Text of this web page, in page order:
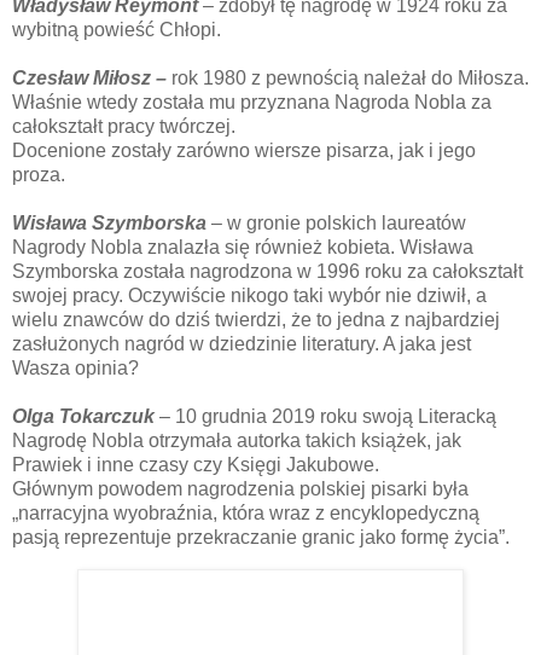
Władysław Reymont– zdobył tę nagrodę w 1924 roku za
wybitną powieść Chłopi.
Czesław Miłosz – rok 1980 z pewnością należał do Miłosza.
Właśnie wtedy została mu przyznana Nagroda Nobla za
całokształt pracy twórczej.
Docenione zostały zarówno wiersze pisarza, jak i jego
proza.
Wisława Szymborska – w gronie polskich laureatów
Nagrody Nobla znalazła się również kobieta. Wisława
Szymborska została nagrodzona w 1996 roku za całokształt
swojej pracy. Oczywiście nikogo taki wybór nie dziwił, a
wielu znawców do dziś twierdzi, że to jedna z najbardziej
zasłużonych nagród w dziedzinie literatury. A jaka jest
Wasza opinia?
Olga Tokarczuk – 10 grudnia 2019 roku swoją Literacką
Nagrodę Nobla otrzymała autorka takich książek, jak
Prawiek i inne czasy czy Księgi Jakubowe.
Głównym powodem nagrodzenia polskiej pisarki była
„narracyjna wyobraźnia, która wraz z encyklopedyczną
pasją reprezentuje przekraczanie granic jako formę życia”.